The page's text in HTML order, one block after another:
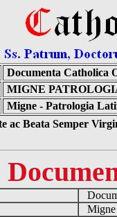
Documenta Catholica
MIGNE
Migne - Patrologia
ac Beata Semper